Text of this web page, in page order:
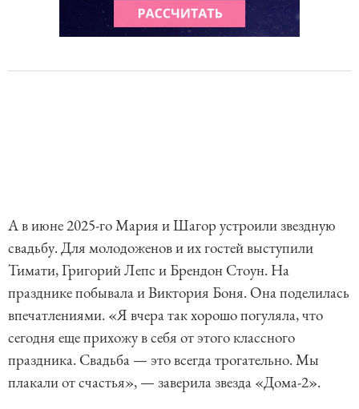
А в июне 2025-го Мария и Шагор устроили звездную
свадьбу. Для молодоженов и их гостей выступили
Тимати, Григорий Лепс и Брендон Стоун. На
празднике побывала и Виктория Боня. Она поделилась
впечатлениями. «Я вчера так хорошо погуляла, что
сегодня еще прихожу в себя от этого классного
праздника. Свадьба — это всегда трогательно. Мы
плакали от счастья», — заверила звезда «Дома-2».